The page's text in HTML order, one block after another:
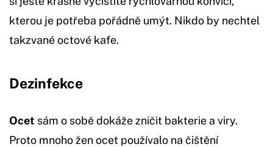
kterou je potřeba pořádně umýt. Nikdo by nechtel
takzvané octové kafe.
Dezinfekce
Ocet sám o sobě dokáže zničit bakterie a viry.
Proto mnoho žen ocet používalo na čištění